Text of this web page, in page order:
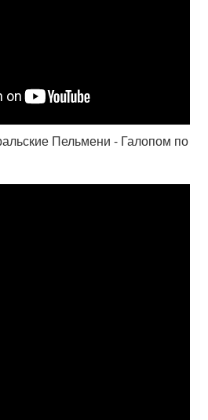
Пельмени - Галопом по